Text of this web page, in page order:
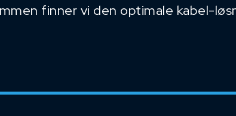
finner vi den optimale kabel-